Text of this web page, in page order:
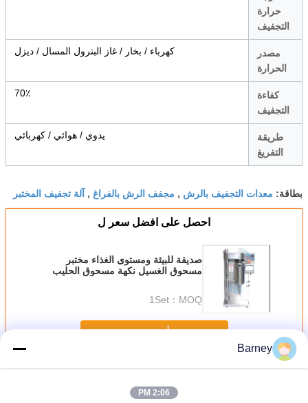
حرارة
التجفيف
مصدر
الحرارة
كهرباء / بخار / غاز البترول المسال / ديزل
كفاءة
التجفيف
70٪
طريقة
التفريغ
يدوي / هوائي / كهربائي
بطاقة: معدات التجفيف بالرش , مجفف الرش بالفراغ , آلة تجفيف المختبر
احصل على افضل سعر ل
صديقة للبيئة ومستوى الغذاء مختبر
مسحوق الغسيل نكهة مسحوق الحليب
MOQ：
1Set
استمر
أكثرآلة التجفيف بالرش
Barney
2:06 PM